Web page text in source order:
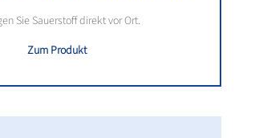
Sie Sauerstoff direkt vor Ort.
Zum Produkt